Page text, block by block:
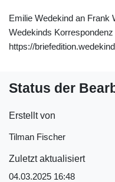
Emilie Wedekind an Frank
Wedekinds Korrespondenz
https://
Status der
Erstellt von
Tilman Fischer
Zuletzt aktualisiert
04.03.2025 16:48